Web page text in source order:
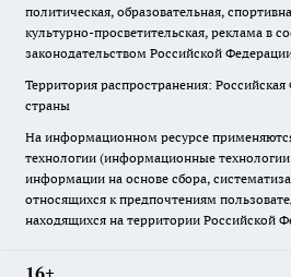
политическая, образовательная,
культурно-просветительская, реклама в
законодательством Российской
Территория распространения:
страны
На информационном ресурсе
технологии (информационные
информации на основе сбора,
относящихся к предпочтениям
находящихся на территории Российской
16+